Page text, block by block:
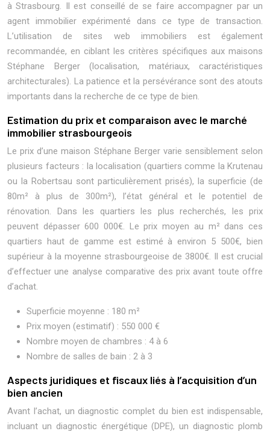
à Strasbourg. Il est conseillé de se faire accompagner par un
agent immobilier expérimenté dans ce type de transaction.
L’utilisation de sites web immobiliers est également
recommandée, en ciblant les critères spécifiques aux maisons
Stéphane Berger (localisation, matériaux, caractéristiques
architecturales). La patience et la persévérance sont des atouts
importants dans la recherche de ce type de bien.
Estimation du prix et comparaison avec le marché
immobilier strasbourgeois
Le prix d’une maison Stéphane Berger varie sensiblement selon
plusieurs facteurs : la localisation (quartiers comme la Krutenau
ou la Robertsau sont particulièrement prisés), la superficie (de
80m² à plus de 300m²), l’état général et le potentiel de
rénovation. Dans les quartiers les plus recherchés, les prix
peuvent dépasser 600 000€. Le prix moyen au m² dans ces
quartiers haut de gamme est estimé à environ 5 500€, bien
supérieur à la moyenne strasbourgeoise de 3800€. Il est crucial
d’effectuer une analyse comparative des prix avant toute offre
d’achat.
Superficie moyenne : 180 m²
Prix moyen (estimatif) : 550 000 €
Nombre moyen de chambres : 4 à 6
Nombre de salles de bain : 2 à 3
Aspects juridiques et fiscaux liés à l’acquisition d’un
bien ancien
Avant l’achat, un diagnostic complet du bien est indispensable,
incluant un diagnostic énergétique (DPE), un diagnostic plomb